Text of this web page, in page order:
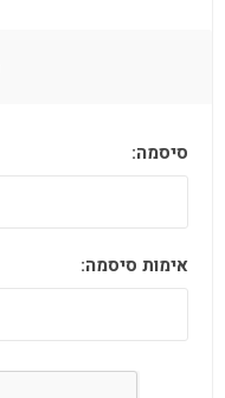
סיסמה:
אימות סיסמה: